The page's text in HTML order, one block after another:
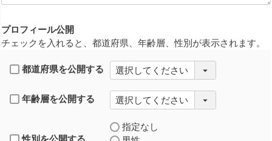
プロフィール公開
チェックを入れると、都道府県、年齢層、性別が表示されます。
都道府県を公開する
年齢層を公開する
指定なし